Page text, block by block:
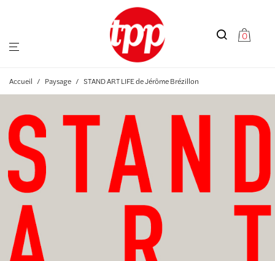
0
Accueil / Paysage / STAND ART LIFE de Jérôme Brézillon